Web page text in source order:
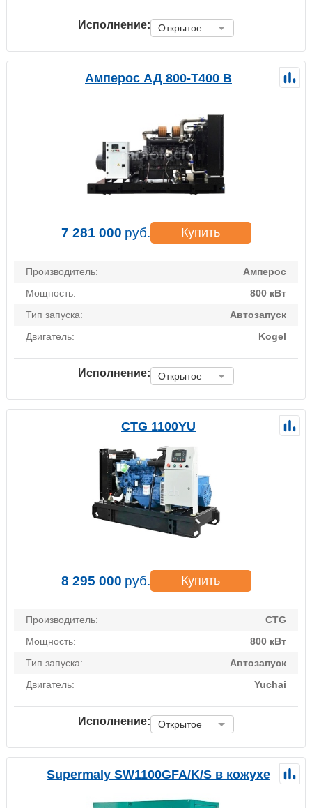
Исполнение: Открытое
Амперос АД 800-Т400 B
7 281 000 руб. Купить
Производитель:
Амперос
Мощность:
800 кВт
Тип запуска:
Автозапуск
Двигатель:
Kogel
Исполнение: Открытое
CTG 1100YU
8 295 000 руб. Купить
Производитель:
CTG
Мощность:
800 кВт
Тип запуска:
Автозапуск
Двигатель:
Yuchai
Исполнение: Открытое
Supermaly SW1100GFA/K/S в кожухе